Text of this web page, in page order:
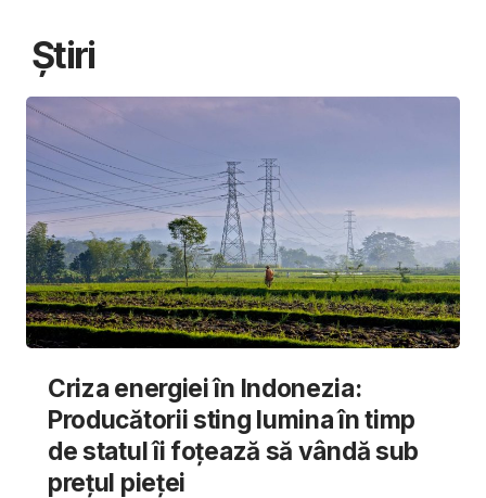
Știri
Criza energiei în Indonezia:
Producătorii sting lumina în timp
de statul îi foțează să vândă sub
prețul pieței